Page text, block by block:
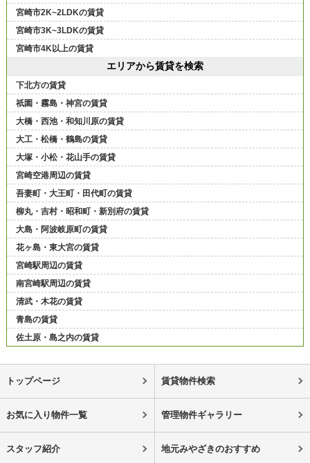
宮崎市2K~2LDKの賃貸
宮崎市3K~3LDKの賃貸
宮崎市4K以上の賃貸
エリアから賃貸を検索
下北方の賃貸
祇園・霧島・神宮の賃貸
大橋・西池・和知川原の賃貸
大工・松橋・鶴島の賃貸
大塚・小松・花山手の賃貸
宮崎空港周辺の賃貸
吾妻町・大王町・田代町の賃貸
柳丸・吉村・昭和町・新別府の賃貸
大島・阿波岐原町の賃貸
花ヶ島・東大宮の賃貸
宮崎駅周辺の賃貸
南宮崎駅周辺の賃貸
清武・木花の賃貸
青島の賃貸
佐土原・島之内の賃貸
トップページ 賃貸物件検索
お気に入り物件一覧 管理物件ギャラリー
スタッフ紹介 地元みやざきのおすすめ